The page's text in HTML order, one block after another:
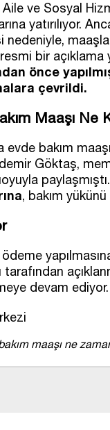
Aile ve Sosyal
yatırılıyor.
nedeniyle,
bir açıklama
önce
çevrildi.
Maaşı Ne
evde bakım maaşı
Göktaş,
, bakım
tarafından
devam ediyor.
maaşı ne